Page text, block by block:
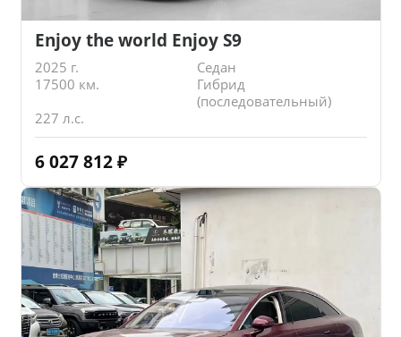
Enjoy the world Enjoy S9
2025 г.
Седан
17500 км.
Гибрид
(последовательный)
227 л.с.
6 027 812 ₽